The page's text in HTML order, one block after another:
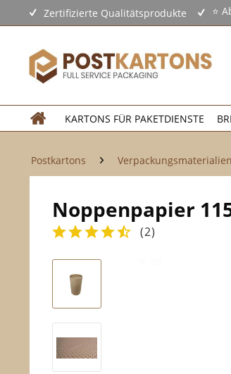
Zertifizierte Qualitätsprodukte ⭐
KARTONS FÜR PAKETDIENSTE
Postkartons Verpackungsmaterialien
Noppenpapier
(2)